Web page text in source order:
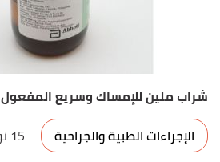
شراب ملين للإمساك وسريع المفعول
الإجراءات الطبية والجراحية
15 نوفمبر 2021